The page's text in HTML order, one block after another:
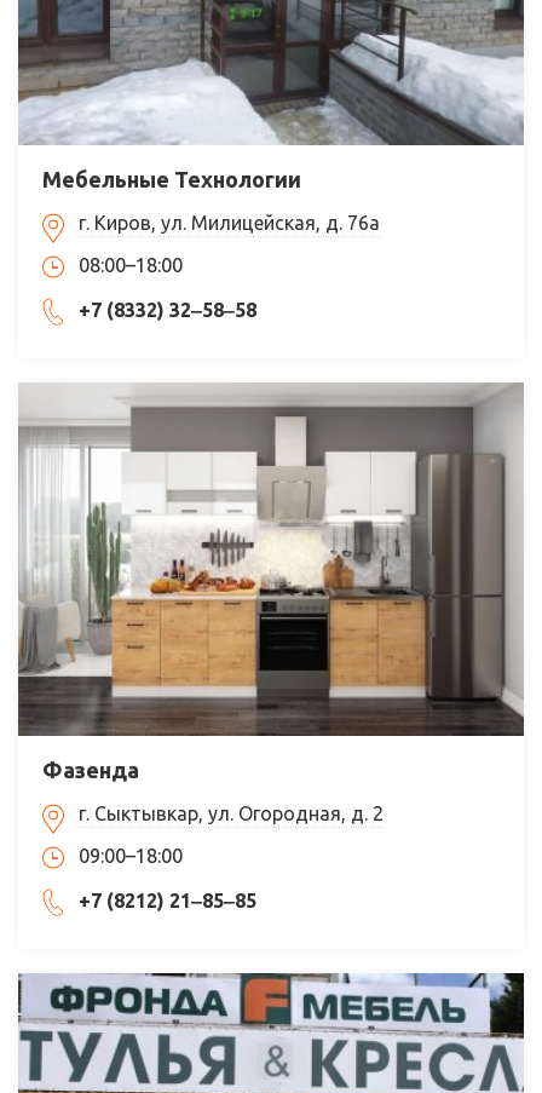
Мебельные Технологии
г. Киров, ул. Милицейская, д. 76а
08:00–18:00
+7 (8332) 32‒58‒58
Фазенда
г. Сыктывкар, ул. Огородная, д. 2
09:00–18:00
+7 (8212) 21‒85‒85